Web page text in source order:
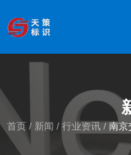
欢迎访问南京天策
医院、银行、政府、房
领域
全国服务
首页 / 新闻 /行业资讯 / 南京